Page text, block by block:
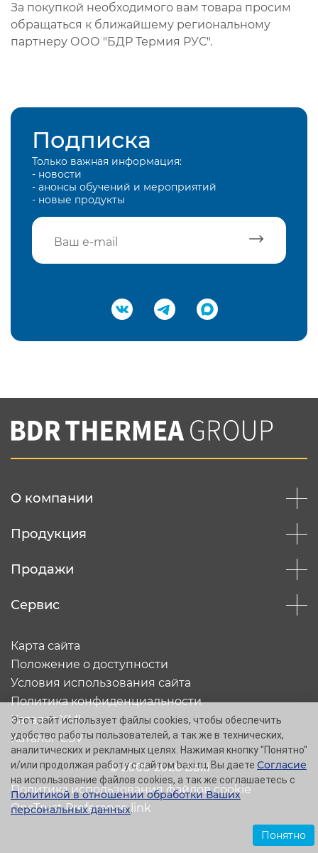
За покупкой необходимого вам товара просим
обращаться к ближайшему региональному
партнеру ООО "БДР Термия РУС".
Подписка
Только важная информация:
- новости
- анонсы обучений и мероприятий
- новые продукты
Подтвердить e-mail
Вы соглашаетесь с нашей политикой
конфеденциальности
О компании
Продукция
Продажи
Сервис
© 2005-2026 Baxi
Карта сайта
Положение о доступности
Условия использования сайта
Политика конфиденциальности
Каталог XML
Каталог CSV
Политика использования файлов cookie
OneTrust Preference link
Этот сайт использует файлы cookies, чтобы обеспечить
удобство работы пользователей, а так же в технических,
аналитических и рекламных целях. Нажимая кнопку "Понятно"
и/или продолжая работу с сайтом baxi.ru, Вы даете Согласие
на использование файлов cookies, а так же соглашаетесь с
Политикой в отношении обработки Ваших
персональных данных.
Понятно